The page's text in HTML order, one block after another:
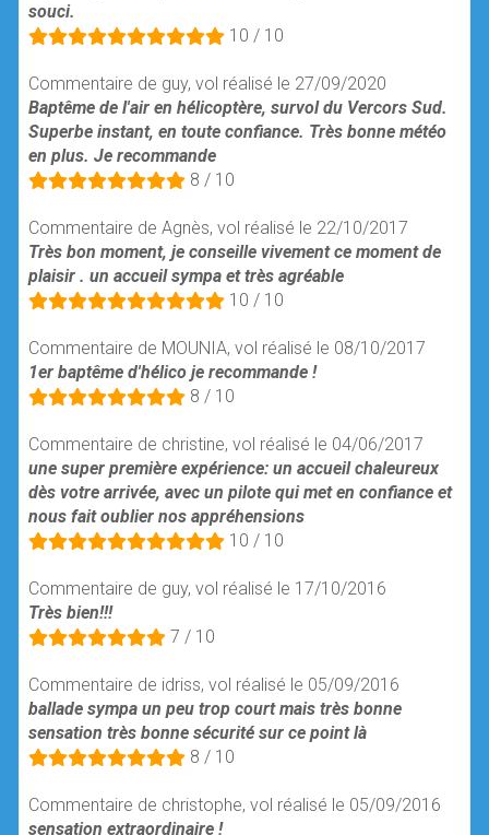
souci.
10 / 10
Commentaire de guy, vol réalisé le 27/09/2020
Baptême de l'air en hélicoptère, survol du Vercors Sud.
Superbe instant, en toute confiance. Très bonne météo
en plus. Je recommande
8 / 10
Commentaire de Agnès, vol réalisé le 22/10/2017
Très bon moment, je conseille vivement ce moment de
plaisir . un accueil sympa et très agréable
10 / 10
Commentaire de MOUNIA, vol réalisé le 08/10/2017
1er baptême d'hélico je recommande !
8 / 10
Commentaire de christine, vol réalisé le 04/06/2017
une super première expérience: un accueil chaleureux
dès votre arrivée, avec un pilote qui met en confiance et
nous fait oublier nos appréhensions
10 / 10
Commentaire de guy, vol réalisé le 17/10/2016
Très bien!!!
7 / 10
Commentaire de idriss, vol réalisé le 05/09/2016
ballade sympa un peu trop court mais très bonne
sensation très bonne sécurité sur ce point là
8 / 10
Commentaire de christophe, vol réalisé le 05/09/2016
sensation extraordinaire !